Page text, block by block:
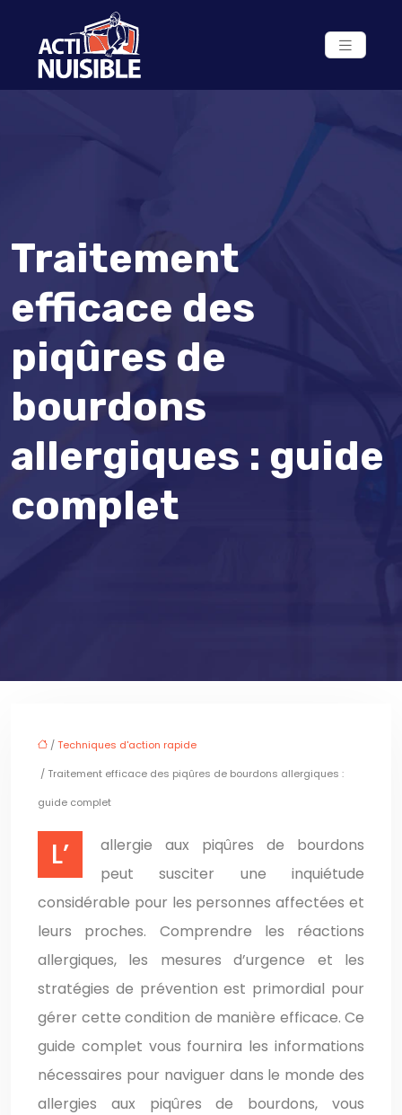
Traitement
efficace des
piqûres de
bourdons
allergiques : guide
complet
/Techniques d'action rapide
/ Traitement efficace des piqûres de bourdons allergiques :
guide complet
L’allergie aux piqûres de bourdons
peut susciter une inquiétude
considérable pour les personnes affectées et
leurs proches. Comprendre les réactions
allergiques, les mesures d’urgence et les
stratégies de prévention est primordial pour
gérer cette condition de manière efficace. Ce
guide complet vous fournira les informations
nécessaires pour naviguer dans le monde des
allergies aux piqûres de bourdons, vous